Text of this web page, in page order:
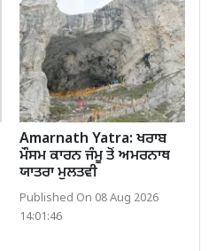
Amarnath Yatra: ਖਰਾਬ
ਮੌਸਮ ਕਾਰਨ ਜੰਮੂ ਤੋਂ ਅਮਰਨਾਥ
ਯਾਤਰਾ ਮੁਲਤਵੀ
Published On 08 Aug 2026
14:01:46